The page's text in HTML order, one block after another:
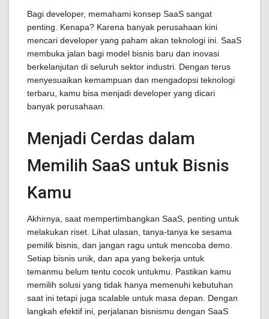
Bagi developer, memahami konsep SaaS sangat
penting. Kenapa? Karena banyak perusahaan kini
mencari developer yang paham akan teknologi ini. SaaS
membuka jalan bagi model bisnis baru dan inovasi
berkelanjutan di seluruh sektor industri. Dengan terus
menyesuaikan kemampuan dan mengadopsi teknologi
terbaru, kamu bisa menjadi developer yang dicari
banyak perusahaan.
Menjadi Cerdas dalam
Memilih SaaS untuk Bisnis
Kamu
Akhirnya, saat mempertimbangkan SaaS, penting untuk
melakukan riset. Lihat ulasan, tanya-tanya ke sesama
pemilik bisnis, dan jangan ragu untuk mencoba demo.
Setiap bisnis unik, dan apa yang bekerja untuk
temanmu belum tentu cocok untukmu. Pastikan kamu
memilih solusi yang tidak hanya memenuhi kebutuhan
saat ini tetapi juga scalable untuk masa depan. Dengan
langkah efektif ini, perjalanan bisnismu dengan SaaS